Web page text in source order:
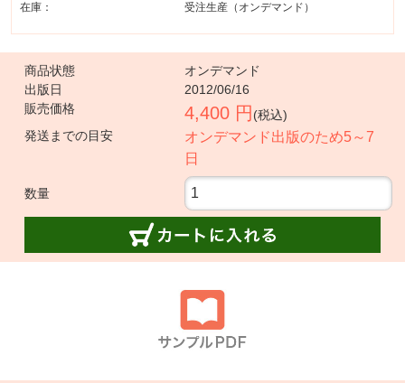
在庫：
受注生産（オンデマンド）
商品状態
オンデマンド
出版日
2012/06/16
販売価格
4,400 円 (税込)
発送までの目安
オンデマンド出版のため5～7
日
数量